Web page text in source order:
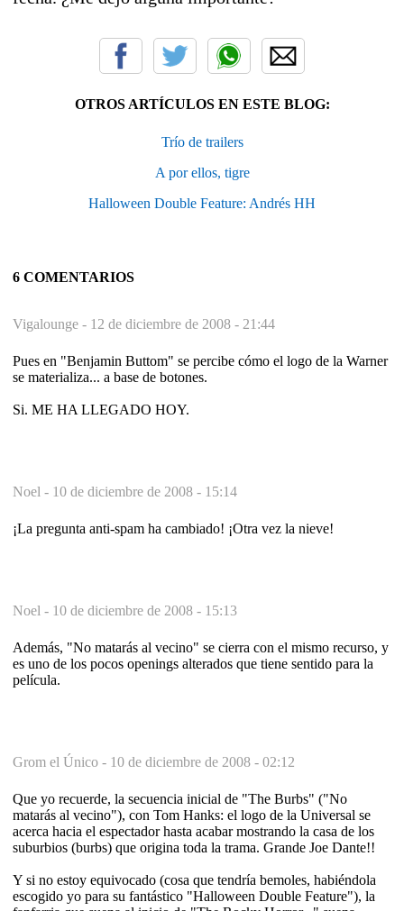
OTROS ARTÍCULOS EN ESTE BLOG:
Trío de trailers
A por ellos, tigre
Halloween Double Feature: Andrés HH
6 COMENTARIOS
Vigalounge - 12 de diciembre de 2008 - 21:44
Pues en "Benjamin Buttom" se percibe cómo el logo de la Warner
se materializa... a base de botones.
Si. ME HA LLEGADO HOY.
Noel - 10 de diciembre de 2008 - 15:14
¡La pregunta anti-spam ha cambiado! ¡Otra vez la nieve!
Noel - 10 de diciembre de 2008 - 15:13
Además, "No matarás al vecino" se cierra con el mismo recurso, y
es uno de los pocos openings alterados que tiene sentido para la
película.
Grom el Único - 10 de diciembre de 2008 - 02:12
Que yo recuerde, la secuencia inicial de "The Burbs" ("No
matarás al vecino"), con Tom Hanks: el logo de la Universal se
acerca hacia el espectador hasta acabar mostrando la casa de los
suburbios (burbs) que origina toda la trama. Grande Joe Dante!!
Y si no estoy equivocado (cosa que tendría bemoles, habiéndola
escogido yo para su fantástico "Halloween Double Feature"), la